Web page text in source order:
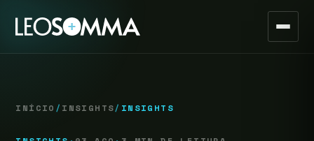
INÍCIO / INSIGHTS/ INSIGHTS